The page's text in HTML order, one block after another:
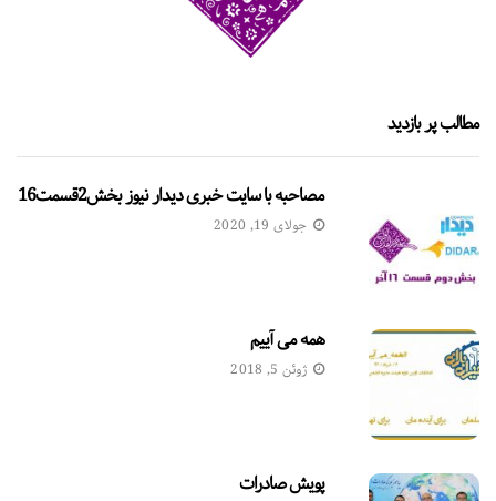
مطالب پر بازدید
مصاحبه با سایت خبری دیدار نیوز بخش2قسمت16
جولای 19, 2020
همه می آییم
ژوئن 5, 2018
پویش صادرات